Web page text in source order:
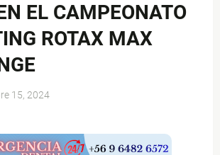
EL CAMPEONATO
ROTAX MAX
15, 2024